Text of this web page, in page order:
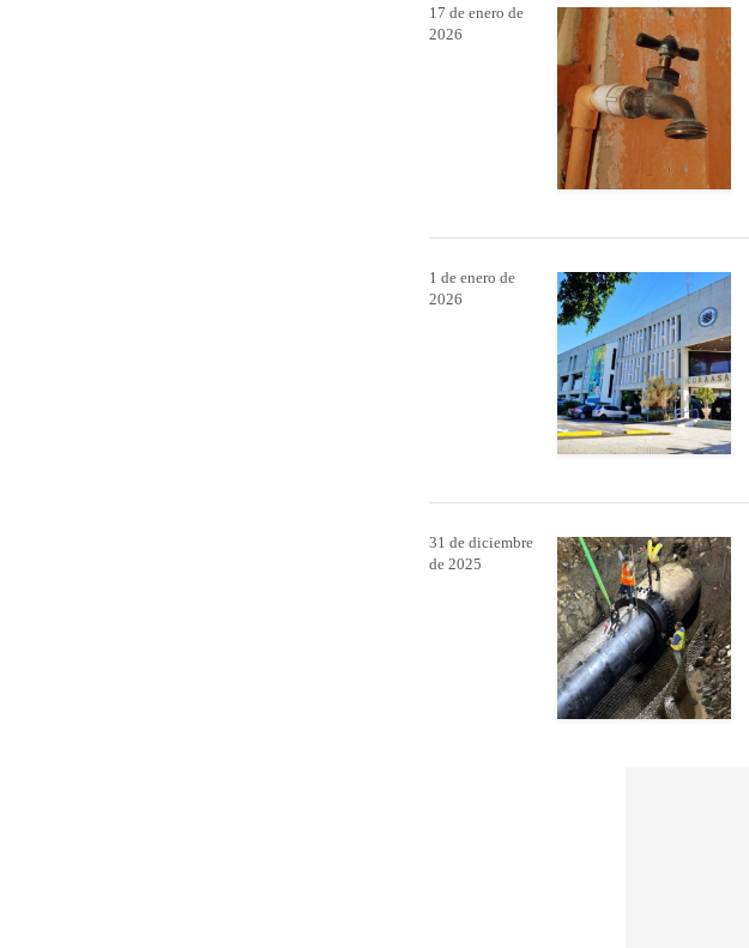
17 de enero de
2026
1 de enero de
2026
31 de diciembre
de 2025